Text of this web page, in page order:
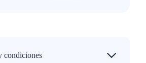
condiciones